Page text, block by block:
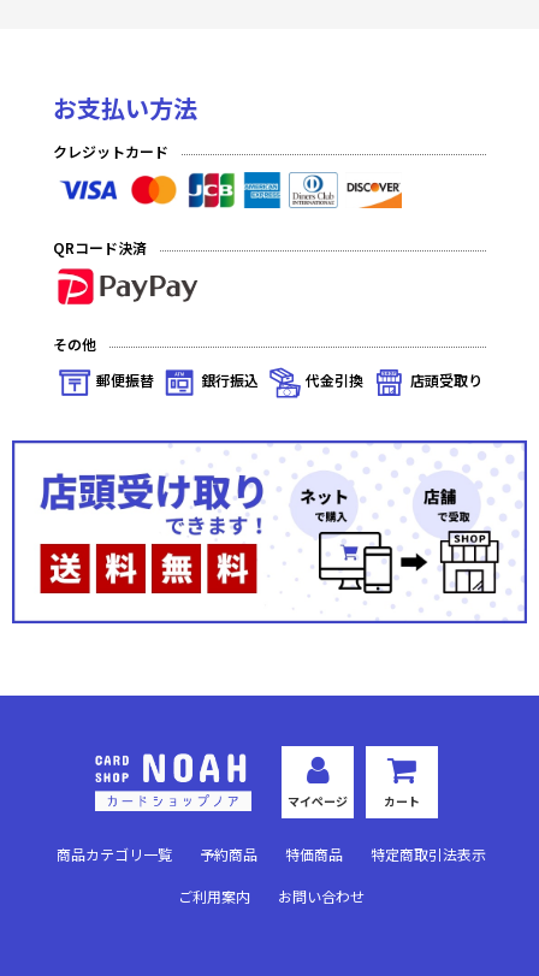
お支払い方法
クレジットカード
QRコード決済
その他
郵便振替
銀行振込 代金引換 店頭受取り
マイページ カート
商品カテゴリ一覧 予約商品 特価商品 特定商取引法表示
ご利用案内 お問い合わせ